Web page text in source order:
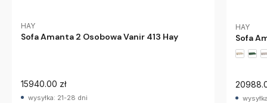
HAY
Sofa Amanta 2 Osobowa Vanir 413 Hay
15940.00 zł
wysyłka: 21-28 dni
HAY
Sofa